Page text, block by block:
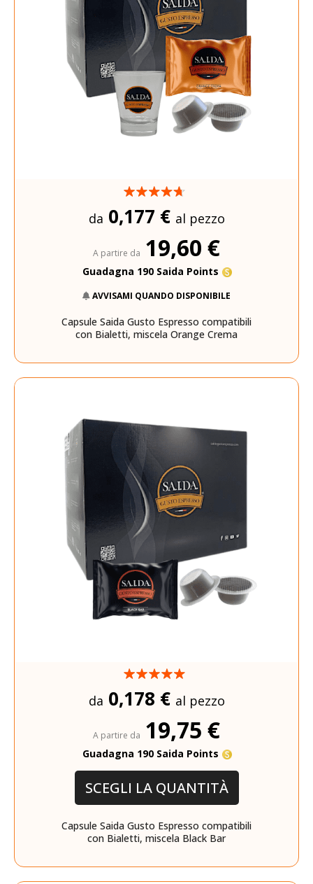
da 0,177 € al pezzo
A partire da 19,60 €
Guadagna 190 Saida Points
AVVISAMI QUANDO DISPONIBILE
Capsule Saida Gusto Espresso compatibili
con Bialetti, miscela Orange Crema
da 0,178 € al pezzo
A partire da 19,75 €
Guadagna 190 Saida Points
SCEGLI LA QUANTITÀ
Capsule Saida Gusto Espresso compatibili
con Bialetti, miscela Black Bar